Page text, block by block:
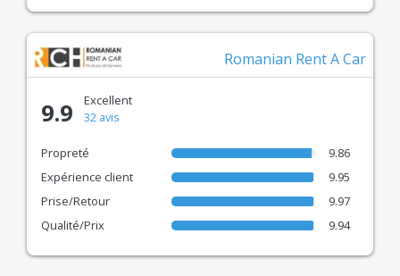
Romanian Rent A Car
9.9
Excellent
32 avis
Propreté
9.86
Expérience client
9.95
Prise/Retour
9.97
Qualité/Prix
9.94